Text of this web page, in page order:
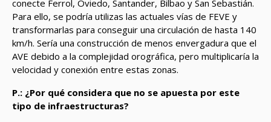
conecte Ferrol, Oviedo, Santander, Bilbao y San Sebastián.
Para ello, se podría utilizas las actuales vías de FEVE y
transformarlas para conseguir una circulación de hasta 140
km/h. Sería una construcción de menos envergadura que el
AVE debido a la complejidad orográfica, pero multiplicaría la
velocidad y conexión entre estas zonas.
P.: ¿Por qué considera que no se apuesta por este
tipo de infraestructuras?